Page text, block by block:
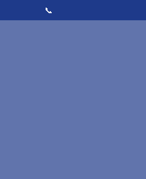
📞